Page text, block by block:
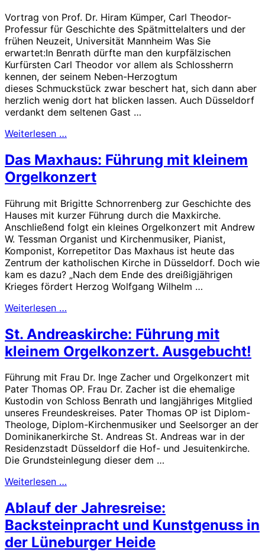
Vortrag von Prof. Dr. Hiram Kümper, Carl Theodor-
Professur für Geschichte des Spätmittelalters und der
frühen Neuzeit, Universität Mannheim Was Sie
erwartet:In Benrath dürfte man den kurpfälzischen
Kurfürsten Carl Theodor vor allem als Schlossherrn
kennen, der seinem Neben-Herzogtum
dieses Schmuckstück zwar beschert hat, sich dann aber
herzlich wenig dort hat blicken lassen. Auch Düsseldorf
verdankt dem seltenen Gast …
Weiterlesen …
Das Maxhaus: Führung mit kleinem
Orgelkonzert
Führung mit Brigitte Schnorrenberg zur Geschichte des
Hauses mit kurzer Führung durch die Maxkirche.
Anschließend folgt ein kleines Orgelkonzert mit Andrew
W. Tessman Organist und Kirchenmusiker, Pianist,
Komponist, Korrepetitor Das Maxhaus ist heute das
Zentrum der katholischen Kirche in Düsseldorf. Doch wie
kam es dazu? „Nach dem Ende des dreißigjährigen
Krieges fördert Herzog Wolfgang Wilhelm …
Weiterlesen …
St. Andreaskirche: Führung mit
kleinem Orgelkonzert. Ausgebucht!
Führung mit Frau Dr. Inge Zacher und Orgelkonzert mit
Pater Thomas OP. Frau Dr. Zacher ist die ehemalige
Kustodin von Schloss Benrath und langjähriges Mitglied
unseres Freundeskreises. Pater Thomas OP ist Diplom-
Theologe, Diplom-Kirchenmusiker und Seelsorger an der
Dominikanerkirche St. Andreas St. Andreas war in der
Residenzstadt Düsseldorf die Hof- und Jesuitenkirche.
Die Grundsteinlegung dieser dem …
Weiterlesen …
Ablauf der Jahresreise:
Backsteinpracht und Kunstgenuss in
der Lüneburger Heide